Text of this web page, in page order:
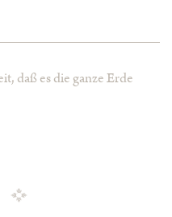
daß es die ganze Erde